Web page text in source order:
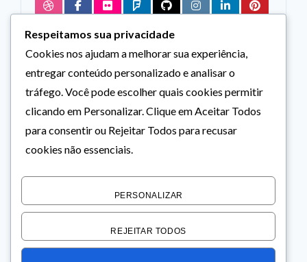
Respeitamos sua privacidade
Cookies nos ajudam a melhorar sua experiência,
entregar conteúdo personalizado e analisar o
tráfego. Você pode escolher quais cookies permitir
clicando em Personalizar. Clique emAceitar Todos
para consentir ou Rejeitar Todos para recusar
cookies não essenciais.
PERSONALIZAR
REJEITAR TODOS